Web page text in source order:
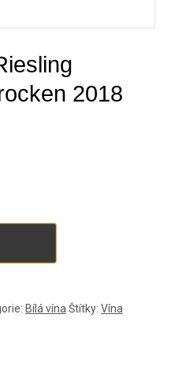
2018
Bílá vína Štítky: Vína